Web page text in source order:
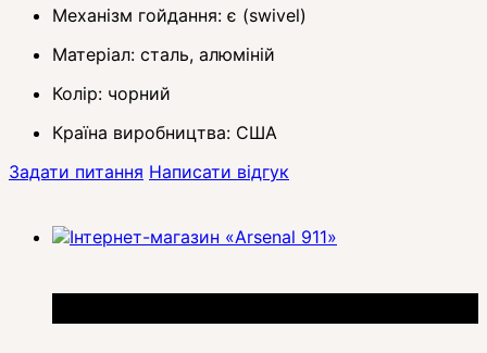
Механізм гойдання: є (swivel)
Матеріал: сталь, алюміній
Колір: чорний
Країна виробництва: США
Задати питання Написати відгук